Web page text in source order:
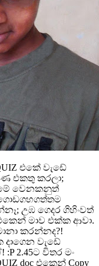
එකේ වැඩේ
එකතු කරලා;
වෙනකනුත්
ගොඩගහගත්තම
උඹ ගෙදර ගිහිංවත්
මාව එක්ක ආවා.
කරන්නද?!
වැඩේ
2.45ට විතර මං
doc එකෙන් Copy